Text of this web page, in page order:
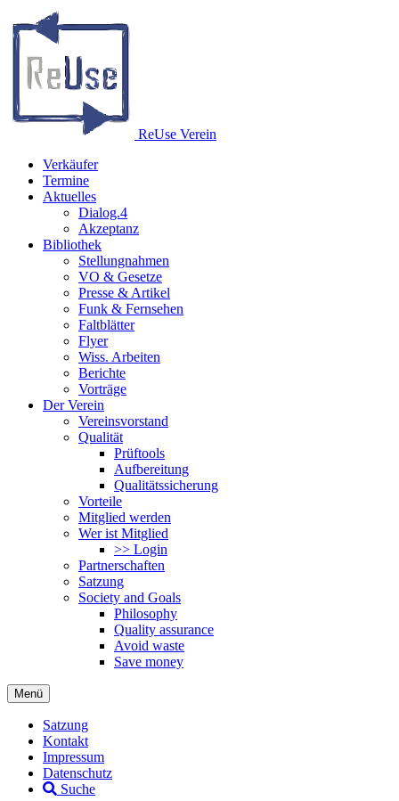
ReUse Verein
Verkäufer
Termine
Aktuelles
Dialog.4
Akzeptanz
Bibliothek
Stellungnahmen
VO & Gesetze
Presse & Artikel
Funk & Fernsehen
Faltblätter
Flyer
Wiss. Arbeiten
Berichte
Vorträge
Der Verein
Vereinsvorstand
Qualität
Prüftools
Aufbereitung
Qualitätssicherung
Vorteile
Mitglied werden
Wer ist Mitglied
>> Login
Partnerschaften
Satzung
Society and Goals
Philosophy
Quality assurance
Avoid waste
Save money
Menü
Satzung
Kontakt
Impressum
Datenschutz
Suche